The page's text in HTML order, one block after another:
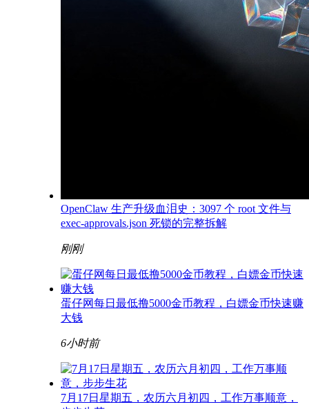
OpenClaw 生产升级血泪史：3097 个 root 文件与
exec-approvals.json 死锁的完整拆解
刚刚
蛋仔网每日最低撸5000金币教程，白嫖金币快速赚
大钱
6小时前
7月17日星期五，农历六月初四，工作万事顺意，